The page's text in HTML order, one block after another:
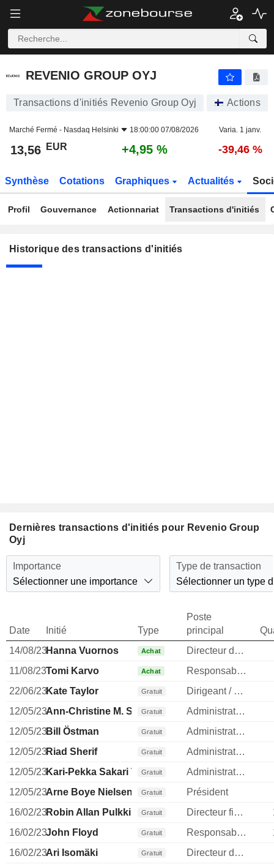
REVENIO GROUP OYJ
REVENIO GROUP OYJ
Transactions d'initiés Revenio Group Oyj Actions
Marché Fermé - Nasdaq Helsinki 18:00:00 07/08/2026 Varia. 1 janv.
13,56 EUR +4,95 % -39,46 %
Synthèse Cotations Graphiques Actualités
Profil Gouvernance Actionnariat Transactions d'initiés
Historique des transactions d'initiés
Dernières transactions d'initiés pour Revenio Group
Oyj
Importance
Sélectionner une importance
Type de transaction
Sélectionner un type
Date Initié Type
Poste
principal
14/08/23Hanna Vuornos Achat
Directeur des ressources humaines
11/08/23Tomi Karvo Achat
Responsable ventes & marketing
22/06/23Kate Taylor Gratuit
Dirigeant / cadre principal
12/05/23Ann-Christine M. Sundell
Gratuit
Administrateur
12/05/23Bill Östman Gratuit
Administrateur
12/05/23Riad Sherif Gratuit
Administrateur
12/05/23Kari-Pekka Sakari Tammela
Gratuit
Administrateur
12/05/23Arne Boye Nielsen Gratuit
Président
16/02/23Robin Allan PulkkinenGratuit Directeur financier
16/02/23John Floyd Gratuit Responsable ventes & marketing
16/02/23Ari Isomäki Gratuit
Directeur des operations